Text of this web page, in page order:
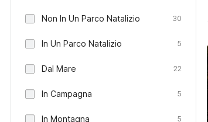
Non In Un Parco Natalizio 30
In Un Parco Natalizio 5
Dal Mare 22
In Campagna 5
In Montagna 5